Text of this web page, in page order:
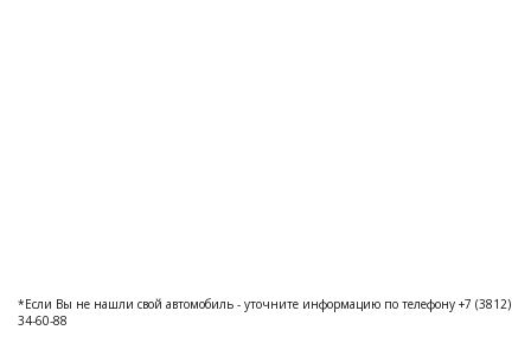
*Если Вы не нашли свой автомобиль - уточните информацию по телефону +7 (3812)
34-60-88